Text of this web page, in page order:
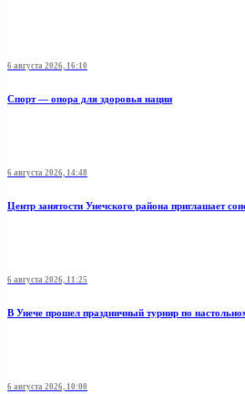
6 августа 2026, 16:10
Спорт — опора для здоровья нации
6 августа 2026, 14:48
Центр занятости Унечского района приглашает
6 августа 2026, 11:25
В Унече прошел праздничный турнир по
6 августа 2026, 10:00